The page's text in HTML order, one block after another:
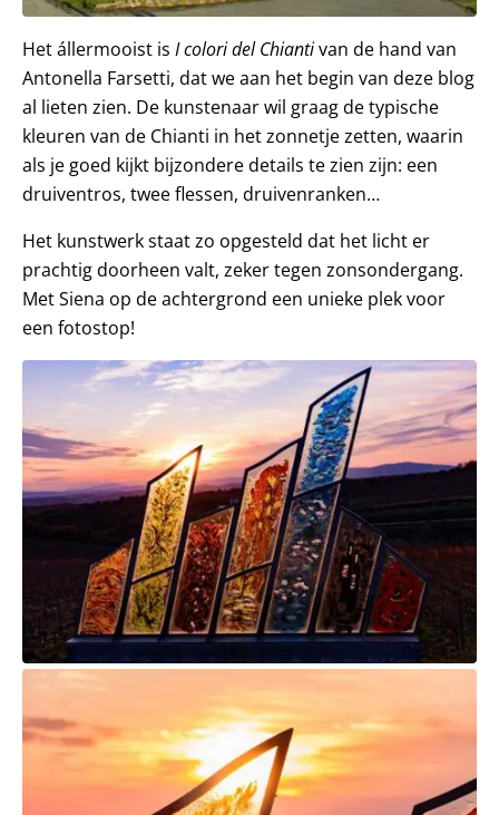
Het állermooist is I colori del Chiantivan de hand van
Antonella Farsetti, dat we aan het begin van deze blog
al lieten zien. De kunstenaar wil graag de typische
kleuren van de Chianti in het zonnetje zetten, waarin
als je goed kijkt bijzondere details te zien zijn: een
druiventros, twee flessen, druivenranken…
Het kunstwerk staat zo opgesteld dat het licht er
prachtig doorheen valt, zeker tegen zonsondergang.
Met Siena op de achtergrond een unieke plek voor
een fotostop!